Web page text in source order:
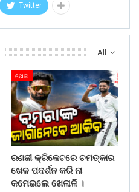
Twitter
All
ଖେଳ
ରଣଜୀ କ୍ରିକେଟରେ ଚମତ୍କାର
ଖେଳ ପଦର୍ଶନ କରି ନା
କମେଇଲେ ଖେଳାଳି ।